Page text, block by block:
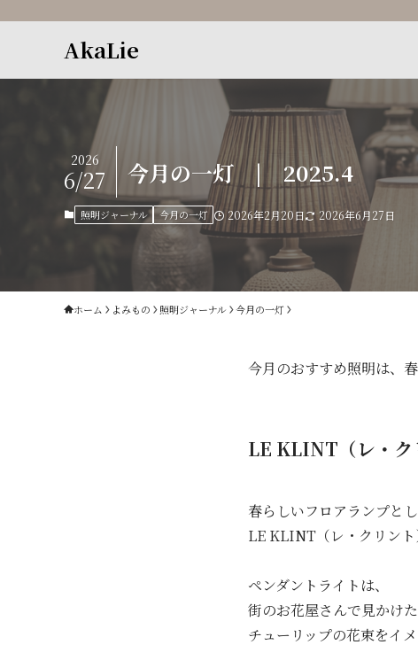
AkaLie
今月の一灯 | 2025.4
2026
6/27
照明ジャーナル 今月の一灯 2026年2月20日 2026年6月27日
ホーム よみもの 照明ジャーナル 今月の一灯
今月のおすすめ照明は、
LE KLINT（レ・ク
春らしいフロアランプと
LE KLINT（レ・クリント
ペンダントライトは、
街のお花屋さんで見かけ
チューリップの花束をイ